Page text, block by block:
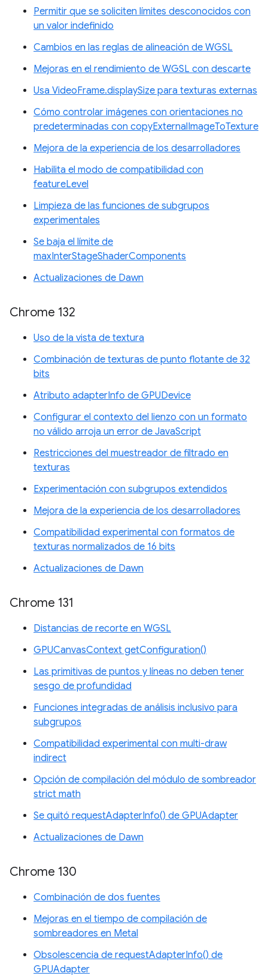
Permitir que se soliciten límites desconocidos con
un valor indefinido
Cambios en las reglas de alineación de WGSL
Mejoras en el rendimiento de WGSL con descarte
Usa VideoFrame.displaySize para texturas externas
Cómo controlar imágenes con orientaciones no
predeterminadas con copyExternalImageToTexture
Mejora de la experiencia de los desarrolladores
Habilita el modo de compatibilidad con
featureLevel
Limpieza de las funciones de subgrupos
experimentales
Se baja el límite de
maxInterStageShaderComponents
Actualizaciones de Dawn
Chrome 132
Uso de la vista de textura
Combinación de texturas de punto flotante de 32
bits
Atributo adapterInfo de GPUDevice
Configurar el contexto del lienzo con un formato
no válido arroja un error de JavaScript
Restricciones del muestreador de filtrado en
texturas
Experimentación con subgrupos extendidos
Mejora de la experiencia de los desarrolladores
Compatibilidad experimental con formatos de
texturas normalizados de 16 bits
Actualizaciones de Dawn
Chrome 131
Distancias de recorte en WGSL
GPUCanvasContext getConfiguration()
Las primitivas de puntos y líneas no deben tener
sesgo de profundidad
Funciones integradas de análisis inclusivo para
subgrupos
Compatibilidad experimental con multi-draw
indirect
Opción de compilación del módulo de sombreador
strict math
Se quitó requestAdapterInfo() de GPUAdapter
Actualizaciones de Dawn
Chrome 130
Combinación de dos fuentes
Mejoras en el tiempo de compilación de
sombreadores en Metal
Obsolescencia de requestAdapterInfo() de
GPUAdapter